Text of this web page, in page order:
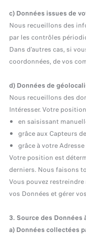
c) Données issues de
Nous recueillons des
par les contrôles
Dans d’autres cas, si
coordonnées, de vos
d) Données de
Nous recueillons des
Intéresser. Votre
en saisissant
grâce aux Capteurs
grâce à votre
Votre position est
derniers. Nous faisons
Vous pouvez
vos Données et gérer
3. Source des Données
a) Données collectées